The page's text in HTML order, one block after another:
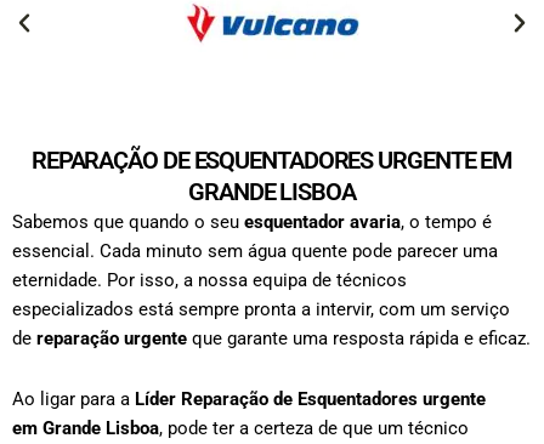
REPARAÇÃO DE ESQUENTADORES URGENTE EM
GRANDE LISBOA
Sabemos que quando o seu esquentador avaria, o tempo é
essencial. Cada minuto sem água quente pode parecer uma
eternidade. Por isso, a nossa equipa de técnicos
especializados está sempre pronta a intervir, com um serviço
de reparação urgente que garante uma resposta rápida e eficaz.
Ao ligar para a Líder Reparação de Esquentadores urgente
em Grande Lisboa, pode ter a certeza de que um técnico